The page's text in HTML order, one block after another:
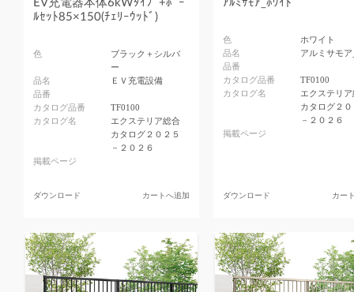
EV充電器本体6kWﾀｲﾌﾟ+ﾎﾟｰ
ﾙｾｯﾄ85×150(ﾁｪﾘｰｳｯﾄﾞ)
色
ブラック＋シルバ
ー
品名
ＥＶ充電設備
品番
カタログ品番
TF0100
カタログ名
エクステリア総合
カタログ２０２５
－２０２６
掲載ページ
ダウンロード カートへ追加
ｱﾙﾐｻﾓｱ_ﾎﾜｲﾄ
色
ホワイト
品名
アルミサモ
品番
カタログ品番
TF0100
カタログ名
エクステリ
カタログ２
－２０２６
掲載ページ
ダウンロード カー